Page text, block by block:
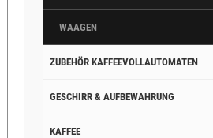
WAAGEN
ZUBEHÖR KAFFEEVOLLAUTOMATEN
GESCHIRR & AUFBEWAHRUNG
KAFFEE